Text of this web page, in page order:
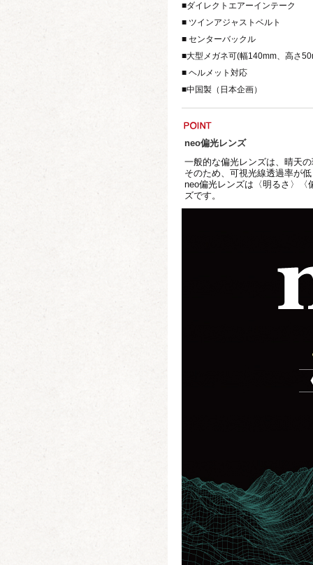
■ダイレクトエアーインテーク
■ ツインアジャストベルト
■ センターバックル
■大型メガネ可(幅140mm、高さ
■ ヘルメット対応
■中国製（日本企画）
neo偏光レンズ
一般的な偏光レンズは、晴天
そのため、可視光線透過率が
neo偏光レンズは〈明るさ〉〈
ズです。